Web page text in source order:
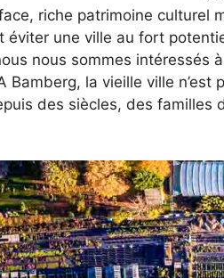
riche patrimoine culturel
éviter une ville au fort
nous sommes intéressés
la vieille ville
des siècles, des